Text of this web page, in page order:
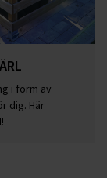
i form av
dig. Här